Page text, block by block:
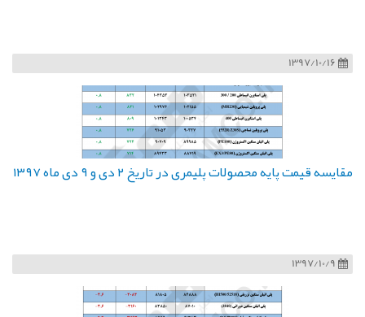
1397/10/16
مقایسه قیمت پایه محصولات پلیمری در تاریخ ۲ دی و ۹ دی ماه ۱۳۹۷
1397/10/9